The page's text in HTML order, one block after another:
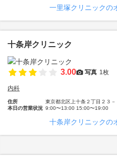
一里塚クリニックの
十条岸クリニック
3.00 写真 1枚
内科
住所
東京都北区上十条２丁目２３－
本日の営業状況 9:00〜13:00 15:00〜19:00
十条岸クリニックの